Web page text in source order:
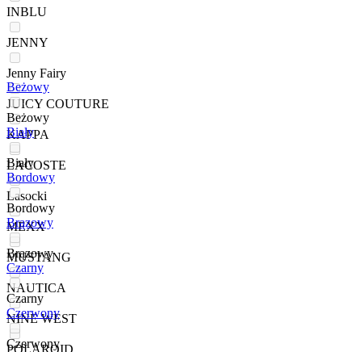
INBLU
JENNY
Jenny Fairy
JUICY COUTURE
KAPPA
LACOSTE
Lasocki
MEXX
MUSTANG
NAUTICA
NINE WEST
POLAROID
Beżowy
Beżowy
Biały
Biały
Bordowy
Bordowy
Brązowy
Brązowy
Czarny
Czarny
Czerwony
Czerwony